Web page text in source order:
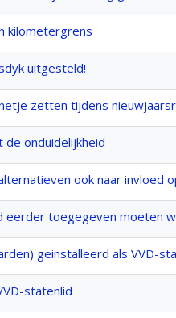
kilometergrens
uitgesteld!
zetten tijdens
onduidelijkheid
ook naar invloed
eerder toegegeven moeten
geinstalleerd als VVD-
statenlid